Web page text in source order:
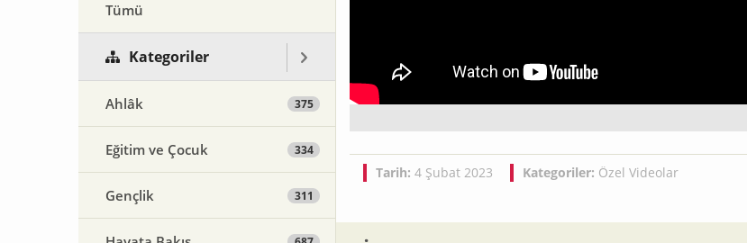
Tümü
Kategoriler
Ahlâk 375
Eğitim ve Çocuk 334
Gençlik 311
Tarih: 4 Şubat 2023 Kategoriler: Özel Videolar